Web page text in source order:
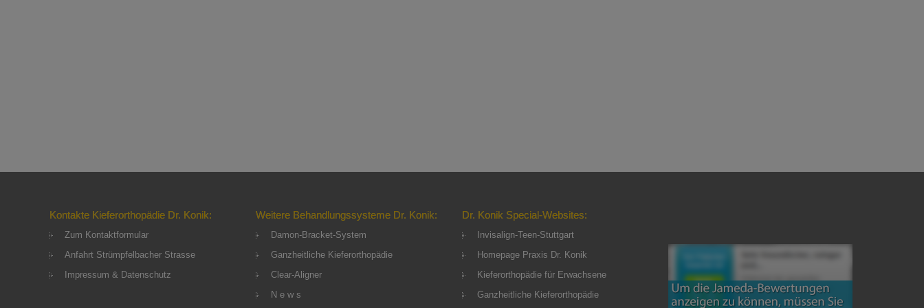
Kontakte Kieferorthopädie Dr. Konik:
Zum Kontaktformular
Anfahrt Strümpfelbacher Strasse
Impressum & Datenschutz
Weitere Behandlungssysteme Dr. Konik:
Damon-Bracket-System
Ganzheitliche Kieferorthopädie
Clear-Aligner
N e w s
Dr. Konik Special-Websites:
Invisalign-Teen-Stuttgart
Homepage Praxis Dr. Konik
Kieferorthopädie für Erwachsene
Ganzheitliche Kieferorthopädie